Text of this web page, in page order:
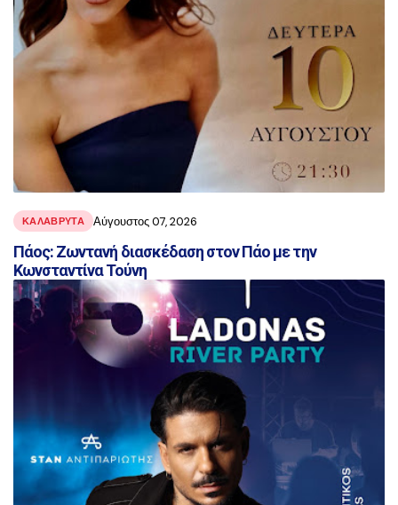
ΚΑΛΑΒΡΥΤΑ Αύγουστος 07, 2026
Πάος: Ζωντανή διασκέδαση στον Πάο με την
Κωνσταντίνα Τούνη